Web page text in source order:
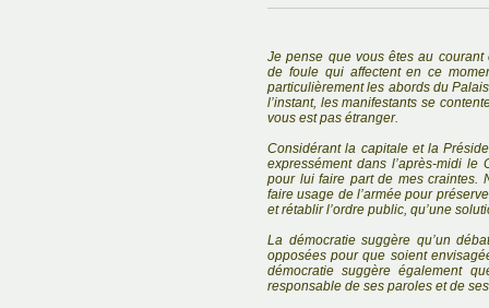
Je pense que vous êtes au
de foule qui affectent en ce
particulièrement les abords du
l’instant, les manifestants se
vous est pas étranger.
Considérant la capitale et la
expressément dans l’après-midi le
pour lui faire part de mes craintes.
faire usage de l’armée pour
et rétablir l’ordre public, qu’une
La démocratie suggère qu’un
opposées pour que soient
démocratie suggère également
responsable de ses paroles et de